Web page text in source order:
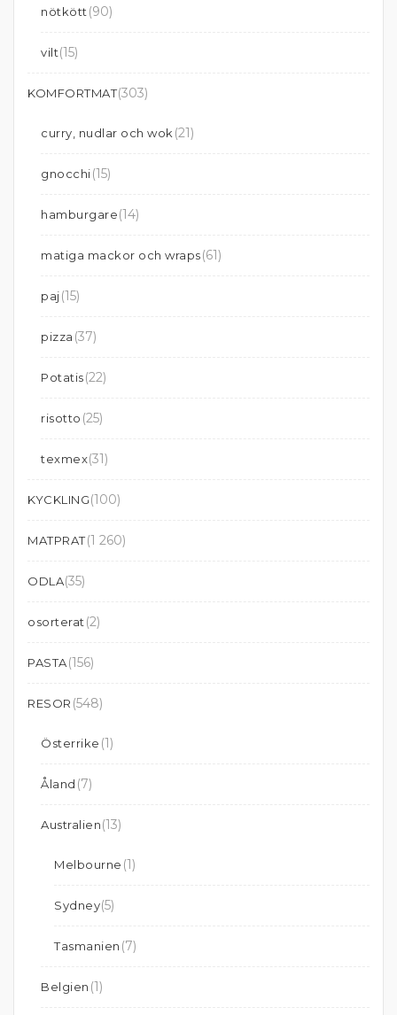
nötkött(90)
vilt(15)
KOMFORTMAT(303)
curry, nudlar och wok(21)
gnocchi(15)
hamburgare(14)
matiga mackor och wraps(61)
paj(15)
pizza (37)
Potatis(22)
risotto (25)
texmex(31)
KYCKLING(100)
MATPRAT(1 260)
ODLA(35)
osorterat(2)
PASTA(156)
RESOR (548)
Österrike (1)
Åland (7)
Australien(13)
Melbourne (1)
Sydney(5)
Tasmanien (7)
Belgien (1)